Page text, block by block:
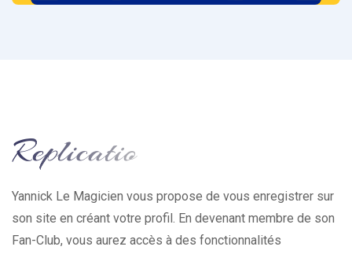
Yannick Le Magicien vous propose de vous enregistrer sur
son site en créant votre profil. En devenant membre de son
Fan-Club, vous aurez accès à des fonctionnalités